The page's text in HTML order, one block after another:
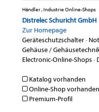
Händler , Industrie Online-Shops
Distrelec Schuricht GmbH
Zur Homepage
Geräteschutzschalter·
Gehäuse /
Electronic-Online-Shops ·
Katalog vorhanden
Online-Shop vorhanden
Premium-Profil